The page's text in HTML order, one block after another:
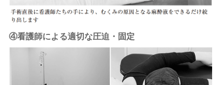
④看護師による適切な圧迫・固定